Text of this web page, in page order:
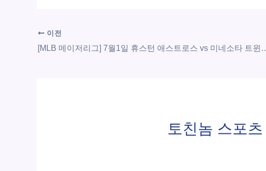
이전
[MLB 메이저리그] 7월1일 휴스턴 애스트로
토친놈 스포